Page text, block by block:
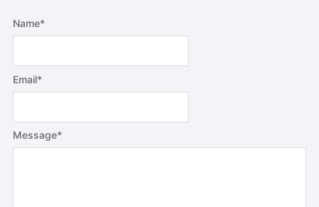
Message*
Name*
Email*